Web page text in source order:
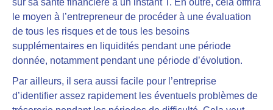
le moyen à l’entrepreneur de procéder à une évaluation
de tous les risques et de tous les besoins
supplémentaires en liquidités pendant une période
donnée, notamment pendant une période d’évolution.
Par ailleurs, il sera aussi facile pour l’entreprise
d’identifier assez rapidement les éventuels problèmes de